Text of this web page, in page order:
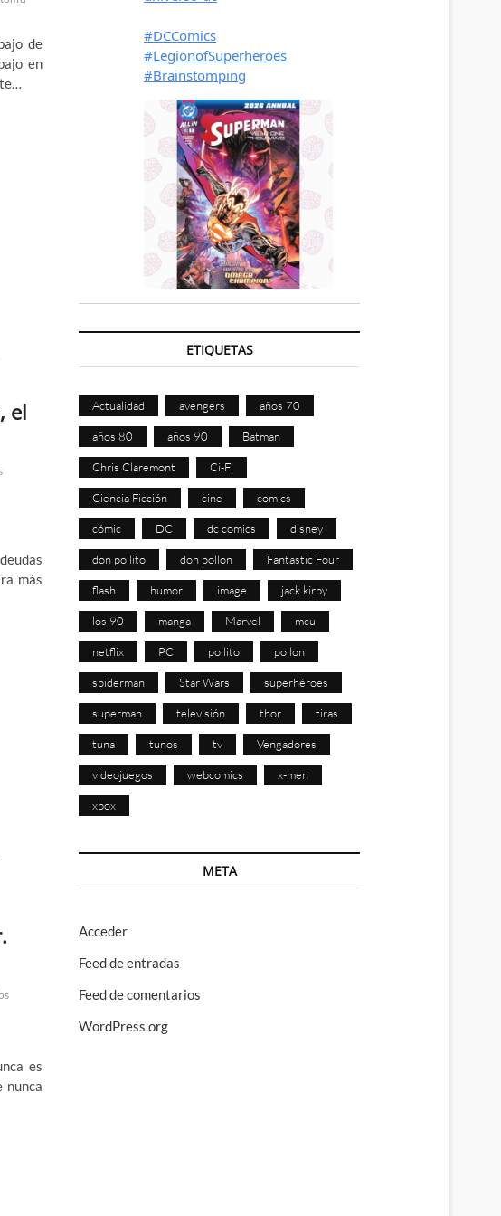
de
en
el
más
es
nunca
ETIQUETAS
Actualidad avengers años 70
años 80 años 90 Batman
Chris Claremont Ci-Fi
Ciencia Ficción cine comics
cómic DC dc comics disney
don pollito don pollon Fantastic Four
flash humor image jack kirby
los 90 manga Marvel mcu
netflix PC pollito pollon
spiderman Star Wars superhéroes
superman televisión thor tiras
tuna tunos tv Vengadores
videojuegos webcomics x-men
xbox
META
Acceder
Feed de entradas
Feed de comentarios
WordPress.org